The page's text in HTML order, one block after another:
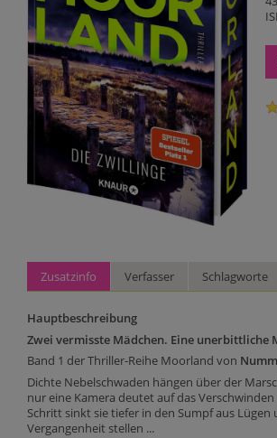
Zusatzinfo Verfasser Schlagworte
Hauptbeschreibung
Zwei vermisste Mädchen. Eine unerbittliche
Band 1 der Thriller-Reihe Moorland von
Dichte Nebelschwaden hängen über der
nur eine Kamera deutet auf das
Schritt sinkt sie tiefer in den Sumpf aus
Vergangenheit stellen ...